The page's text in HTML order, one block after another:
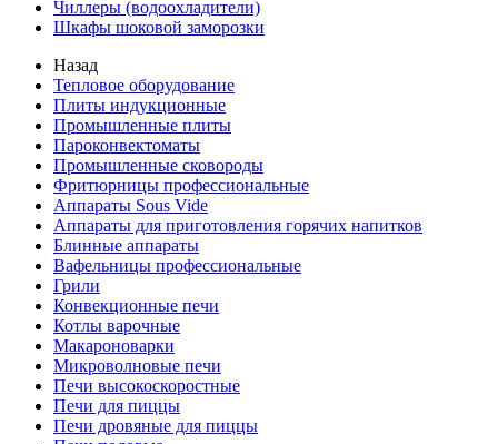
Чиллеры (водоохладители)
Шкафы шоковой заморозки
Назад
Тепловое оборудование
Плиты индукционные
Промышленные плиты
Пароконвектоматы
Промышленные сковороды
Фритюрницы профессиональные
Аппараты Sous Vide
Аппараты для приготовления горячих напитков
Блинные аппараты
Вафельницы профессиональные
Грили
Конвекционные печи
Котлы варочные
Макароноварки
Микроволновые печи
Печи высокоскоростные
Печи для пиццы
Печи дровяные для пиццы